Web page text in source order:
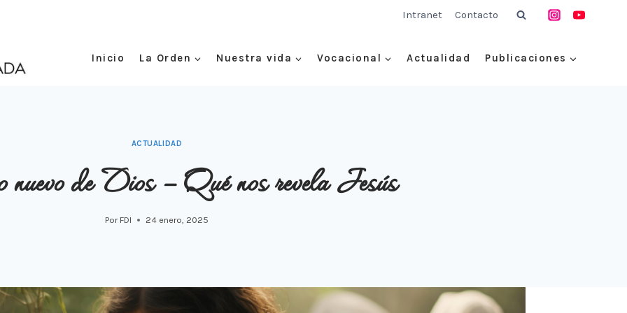
Intranet Contacto
Inicio La Orden Nuestra vida Vocacional Actualidad Publicaciones
ACTUALIDAD
de Dios – Qué nos revela Jesús
Por FDI 24 enero, 2025